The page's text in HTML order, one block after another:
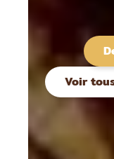
Voir